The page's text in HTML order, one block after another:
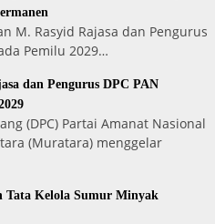
M. Rasyid Rajasa dan Pengurus
Pemilu 2029…
dan Pengurus DPC PAN
(DPC) Partai Amanat Nasional
(Muratara) menggelar
Tata Kelola Sumur Minyak